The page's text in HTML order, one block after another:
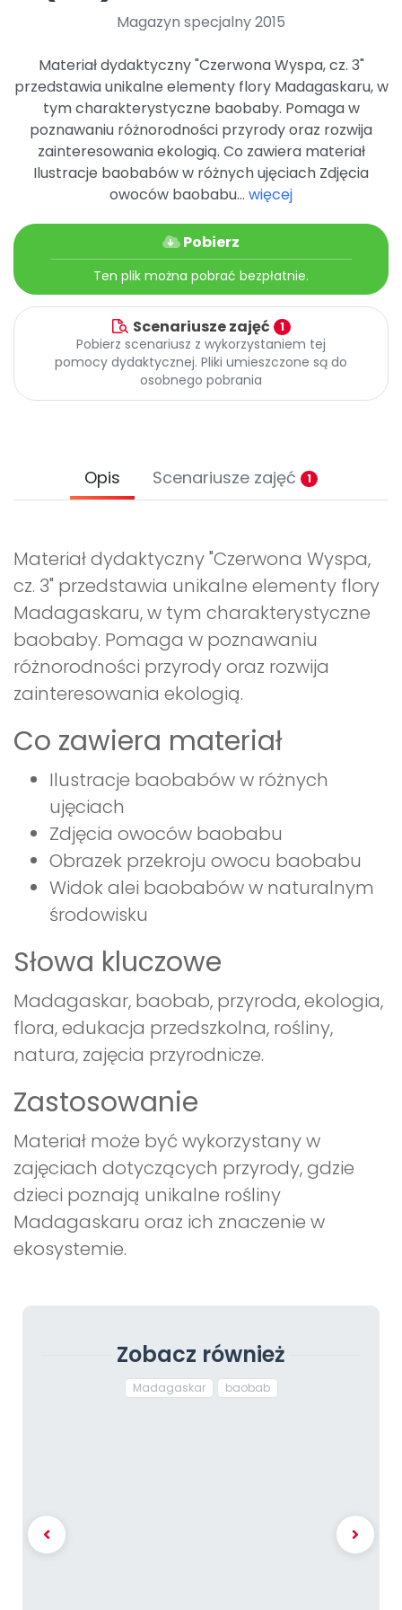
PromocjeMagazyn specjalny 2015
Materiał dydaktyczny "Czerwona Wyspa, cz. 3"
przedstawia unikalne elementy flory Madagaskaru, w
tym charakterystyczne baobaby. Pomaga w
poznawaniu różnorodności przyrody oraz rozwija
zainteresowania ekologią. Co zawiera materiał
Ilustracje baobabów w różnych ujęciach Zdjęcia
owoców baobabu... więcej
Pobierz
Ten plik można pobrać bezpłatnie.
Scenariusze zajęć 1
Pobierz scenariusz z wykorzystaniem tej
pomocy dydaktycznej. Pliki umieszczone są do
osobnego pobrania
Opis Scenariusze zajęć 1
Materiał dydaktyczny "Czerwona Wyspa,
cz. 3" przedstawia unikalne elementy flory
Madagaskaru, w tym charakterystyczne
baobaby. Pomaga w poznawaniu
różnorodności przyrody oraz rozwija
zainteresowania ekologią.
Co zawiera materiał
Ilustracje baobabów w różnych
ujęciach
Zdjęcia owoców baobabu
Obrazek przekroju owocu baobabu
Widok alei baobabów w naturalnym
środowisku
Słowa kluczowe
Madagaskar, baobab, przyroda, ekologia,
flora, edukacja przedszkolna, rośliny,
natura, zajęcia przyrodnicze.
Zastosowanie
Materiał może być wykorzystany w
zajęciach dotyczących przyrody, gdzie
dzieci poznają unikalne rośliny
Madagaskaru oraz ich znaczenie w
ekosystemie.
Zobacz również
Madagaskar baobab